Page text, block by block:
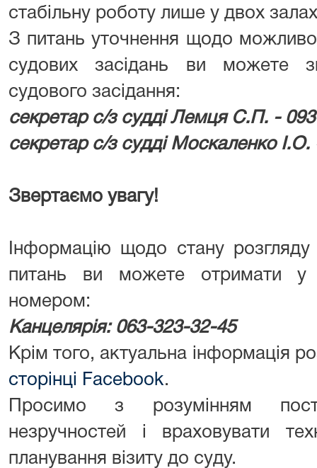
стабільну роботу лише у двох
З питань уточнення щодо
судових засідань ви можете
судового засідання:
секретар с/з судді Лемця С.П. -
секретар с/з судді Москаленко
Звертаємо увагу!
Інформацію щодо стану
питань ви можете отримати у
номером:
Канцелярія: 063-323-32-45
Крім того, актуальна інформація
сторінці Facebook.
Просимо з розумінням
незручностей і враховувати
планування візиту до суду.